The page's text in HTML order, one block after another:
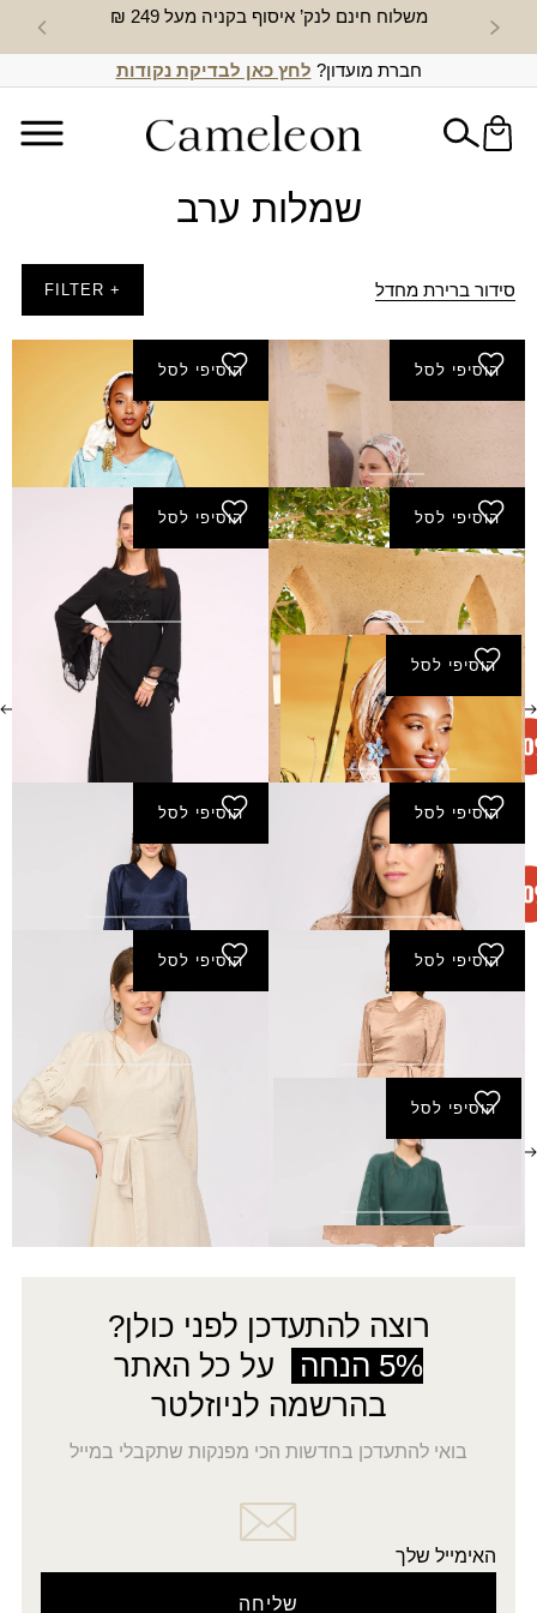
משלוח חינם לנק’ איסוף בקניה מעל 249 ₪ חדש
חברת מועדון? לחץ כאן לבדיקת נקודות
שמלות ערב
סידור ברירת מחדל + FILTER
הוסיפי לסל
שמלת איילת - שמנת
₪280.00
הוסיפי לסל
שמלת אלוני
₪275.00
הוסיפי לסל
שמלת חיטים - שמנת
₪ 310.00
הוסיפי לסל
שמלת סביון - שחור
₪
320.00
הוסיפי לסל
שמלת סביון - מוקה
₪320.00
הוסיפי לסל
שמלת קיץ - מוקה
₪290.00
הוסיפי לסל
שמלת קשת - כחול-נייבי
₪290.00
הוסיפי לסל
שמלת קשת - מוקה
₪290.00
הוסיפי לסל
שמלת שמיר - אבן
₪320.00
הוסיפי לסל
שמלת שמיר - טורקיז
₪ 320.00
רוצה להתעדכן לפני כולן?
5% הנחה
על כל האתר
בהרשמה לניוזלטר
בואי להתעדכן בחדשות הכי מפנקות שתקבלי במייל
האימייל שלך